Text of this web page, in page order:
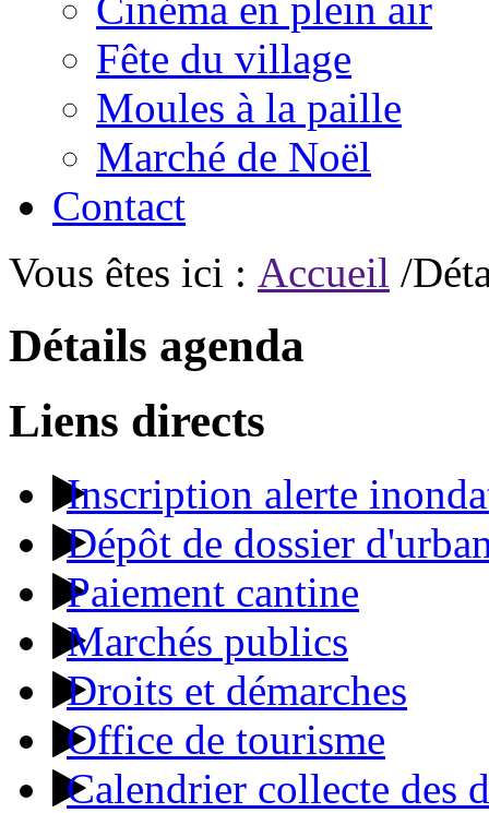
Cinéma en plein air
Fête du village
Moules à la paille
Marché de Noël
Contact
Vous êtes ici : Accueil /
Détails agenda
Liens directs
Inscription alerte
Dépôt de dossier
Paiement cantine
Marchés publics
Droits et démarches
Office de tourisme
Calendrier collecte des